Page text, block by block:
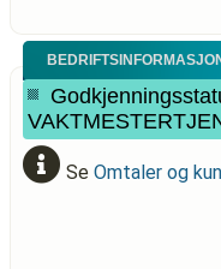
Se Omtaler og